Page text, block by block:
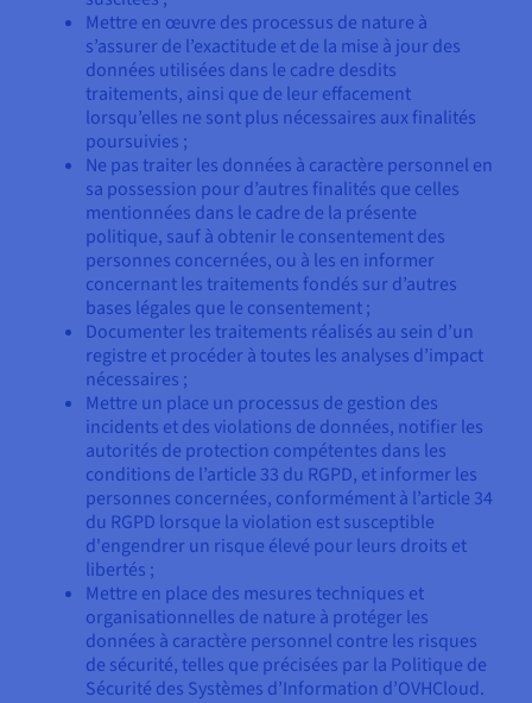
Mettre en œuvre des processus de nature à
s’assurer de l’exactitude et de la mise à jour des
données utilisées dans le cadre desdits
traitements, ainsi que de leur effacement
lorsqu’elles ne sont plus nécessaires aux finalités
poursuivies ;
Ne pas traiter les données à caractère personnel en
sa possession pour d’autres finalités que celles
mentionnées dans le cadre de la présente
politique, sauf à obtenir le consentement des
personnes concernées, ou à les en informer
concernant les traitements fondés sur d’autres
bases légales que le consentement ;
Documenter les traitements réalisés au sein d’un
registre et procéder à toutes les analyses d’impact
nécessaires ;
Mettre un place un processus de gestion des
incidents et des violations de données, notifier les
autorités de protection compétentes dans les
conditions de l’article 33 du RGPD, et informer les
personnes concernées, conformément à l’article 34
du RGPD lorsque la violation est susceptible
d'engendrer un risque élevé pour leurs droits et
libertés ;
Mettre en place des mesures techniques et
organisationnelles de nature à protéger les
données à caractère personnel contre les risques
de sécurité, telles que précisées par la Politique de
Sécurité des Systèmes d’Information d’OVHCloud.